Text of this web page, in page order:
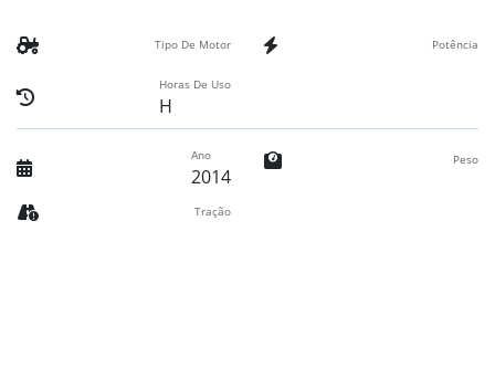
Tipo De Motor Potência
Horas De Uso
H
Ano
2014
Peso
Tração